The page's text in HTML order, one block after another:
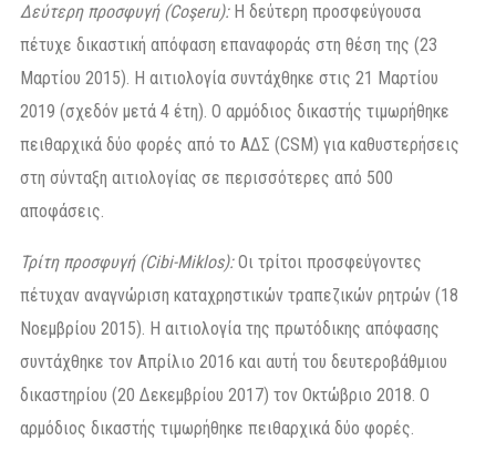
Δεύτερη προσφυγή (Coşeru):Η δεύτερη προσφεύγουσα
πέτυχε δικαστική απόφαση επαναφοράς στη θέση της (23
Μαρτίου 2015). Η αιτιολογία συντάχθηκε στις 21 Μαρτίου
2019 (σχεδόν μετά 4 έτη). Ο αρμόδιος δικαστής τιμωρήθηκε
πειθαρχικά δύο φορές από το ΑΔΣ (CSM) για καθυστερήσεις
στη σύνταξη αιτιολογίας σε περισσότερες από 500
αποφάσεις.
Τρίτη προσφυγή (Cibi-Miklos):Οι τρίτοι προσφεύγοντες
πέτυχαν αναγνώριση καταχρηστικών τραπεζικών ρητρών (18
Νοεμβρίου 2015). Η αιτιολογία της πρωτόδικης απόφασης
συντάχθηκε τον Απρίλιο 2016 και αυτή του δευτεροβάθμιου
δικαστηρίου (20 Δεκεμβρίου 2017) τον Οκτώβριο 2018. Ο
αρμόδιος δικαστής τιμωρήθηκε πειθαρχικά δύο φορές.